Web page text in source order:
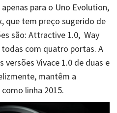
para o Uno Evolution,
que tem preço sugerido de
são: Attractive 1.0, Way
todas com quatro portas. A
Vivace 1.0 de duas e
mantêm a
linha 2015.